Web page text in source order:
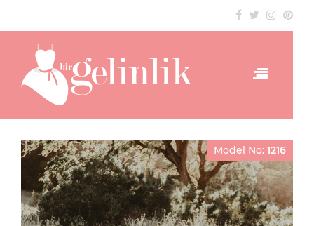
Model No: 1216